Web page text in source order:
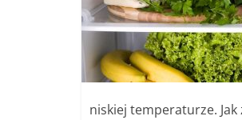
niskiej temperaturze.